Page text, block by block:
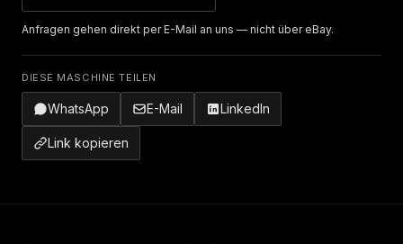
Anfragen gehen direkt per E-Mail an uns — nicht über eBay.
DIESE MASCHINE TEILEN
WhatsApp E-Mail LinkedIn
Link kopieren